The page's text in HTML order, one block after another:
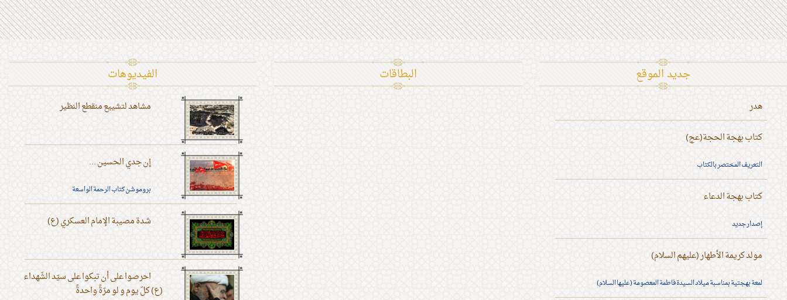
الفیدیوهات
مشاهد لتشييع منقطع النظير
إن جدي الحسين ...
بروموشن كتاب الرحمة الواسعة
شدة مصيبة الإمام العسكري (ع)
احرصوا على أن تبكوا على سيّد الشّهداء
(ع) كلّ يوم و لو مرّةً واحدةً
البطاقات جديد الموقع
هدر
كتاب بهجة الحجة(عج)
التعريف المختصر بالكتاب
كتاب بهجة الدعاء
إصدار جديد
مولد كريمة الأطهار (عليهم السلام)
لمعة بهجتية بمناسبة ميلاد السيدة فاطمة المعصومة (عليها السلام)